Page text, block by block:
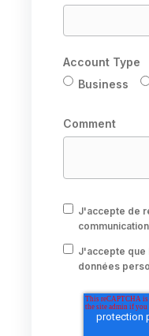
Account Type
Business
Comment
J'accepte de
J'accepte que
données